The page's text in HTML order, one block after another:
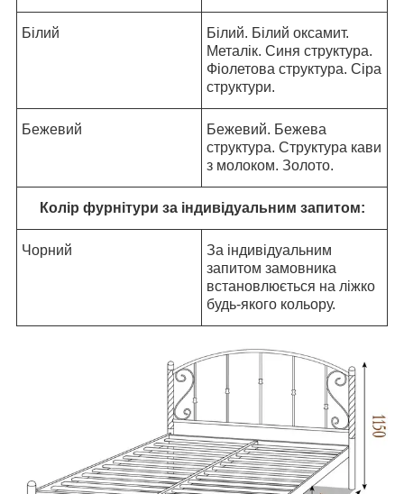
Білий
Білий. Білий оксамит.
Металік. Синя структура.
Фіолетова структура. Сіра
структури.
Бежевий
Бежевий. Бежева
структура. Структура кави
з молоком. Золото.
Колір фурнітури за індивідуальним запитом:
Чорний
За індивідуальним
запитом замовника
встановлюється на ліжко
будь-якого кольору.